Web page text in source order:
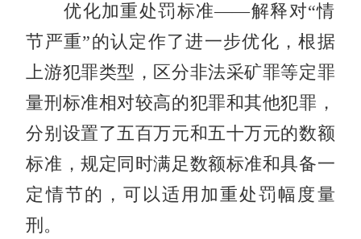
优化加重处罚标准——解释对“情
节严重”的认定作了进一步优化，根据
上游犯罪类型，区分非法采矿罪等定罪
量刑标准相对较高的犯罪和其他犯罪，
分别设置了五百万元和五十万元的数额
标准，规定同时满足数额标准和具备一
定情节的，可以适用加重处罚幅度量
刑。